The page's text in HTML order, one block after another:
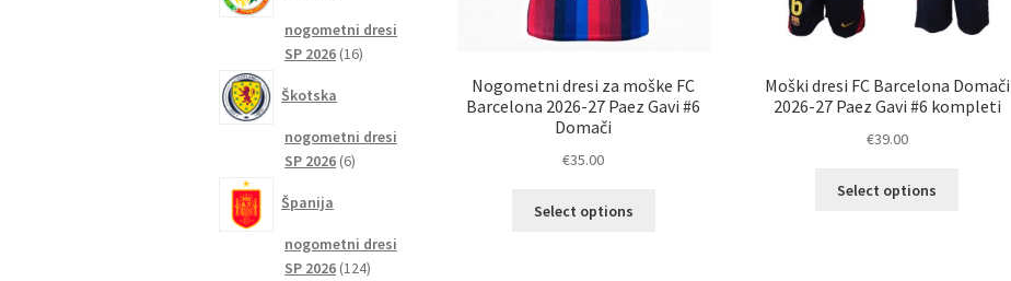
Nogometni dresi za moške FC
Barcelona 2026-27 Paez Gavi #6
Domači
€35.00
Select options
Moški dresi FC Barcelona Domači
2026-27 Paez Gavi #6 kompleti
€39.00
Select options
nogometni dresi
SP 2026 1616
Škotska
nogometni dresi
SP 2026 66
Španija
nogometni dresi
SP 2026 124124